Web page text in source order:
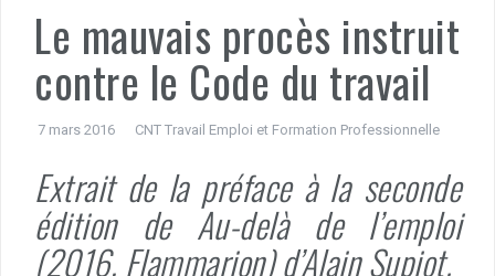
Le mauvais procès instruit
contre le Code du travail
7 mars 2016 CNT Travail Emploi et Formation Professionnelle
Extrait de la préface à la seconde
édition de Au-delà de l’emploi
(2016, Flammarion) d’Alain Supiot.